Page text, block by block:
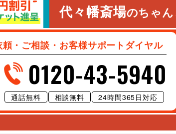
代々幡斎場のちゃ
・ご相談・お客様サポートダイヤル
0120-43-5940
通話無料 相談無料 24時間365日対応